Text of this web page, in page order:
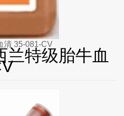
Corning 新西兰特级胎牛血清 35-081-CV
兰特级胎牛血